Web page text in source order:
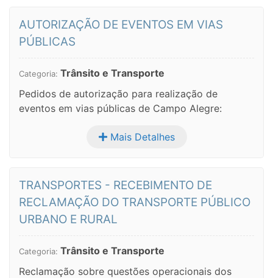
AUTORIZAÇÃO DE EVENTOS EM VIAS
PÚBLICAS
Categoria: Trânsito e Transporte
Pedidos de autorização para realização de
eventos em vias públicas de Campo Alegre:
Mais Detalhes
TRANSPORTES - RECEBIMENTO DE
RECLAMAÇÃO DO TRANSPORTE PÚBLICO
URBANO E RURAL
Categoria: Trânsito e Transporte
Reclamação sobre questões operacionais dos